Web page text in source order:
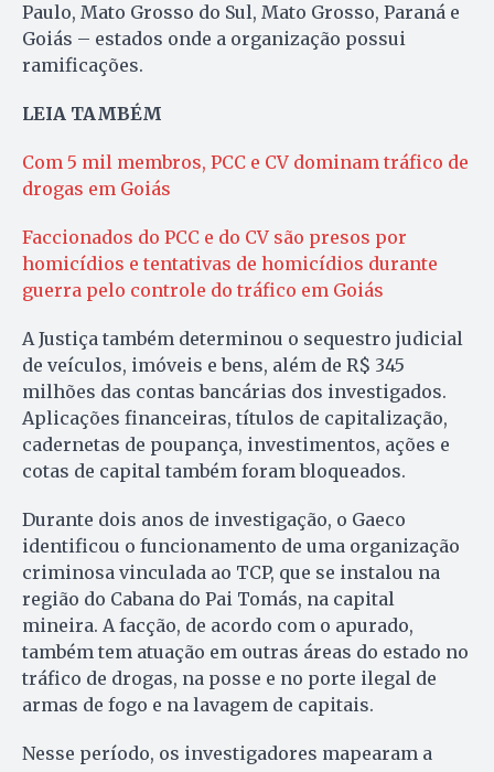
Paulo, Mato Grosso do Sul, Mato Grosso, Paraná e
Goiás – estados onde a organização possui
ramificações.
LEIA TAMBÉM
Com 5 mil membros, PCC e CV dominam tráfico de
drogas em Goiás
Faccionados do PCC e do CV são presos por
homicídios e tentativas de homicídios durante
guerra pelo controle do tráfico em Goiás
A Justiça também determinou o sequestro judicial
de veículos, imóveis e bens, além de R$ 345
milhões das contas bancárias dos investigados.
Aplicações financeiras, títulos de capitalização,
cadernetas de poupança, investimentos, ações e
cotas de capital também foram bloqueados.
Durante dois anos de investigação, o Gaeco
identificou o funcionamento de uma organização
criminosa vinculada ao TCP, que se instalou na
região do Cabana do Pai Tomás, na capital
mineira. A facção, de acordo com o apurado,
também tem atuação em outras áreas do estado no
tráfico de drogas, na posse e no porte ilegal de
armas de fogo e na lavagem de capitais.
Nesse período, os investigadores mapearam a